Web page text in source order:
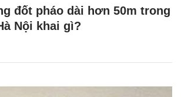
đốt pháo dài hơn 50m trong
Nội khai gì?